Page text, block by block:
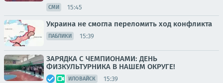
СМИ 15:45
Украина не смогла переломить ход конфликта
ПАБЛИКИ 15:39
ЗАРЯДКА С ЧЕМПИОНАМИ: ДЕНЬ
ФИЗКУЛЬТУРНИКА В НАШЕМ ОКРУГЕ!
ИЛОВАЙСК 15:39